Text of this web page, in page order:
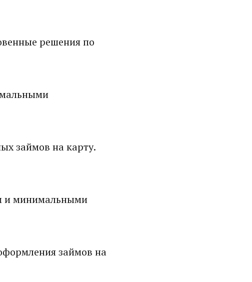
решения по
займов на карту.
и минимальными
займов на